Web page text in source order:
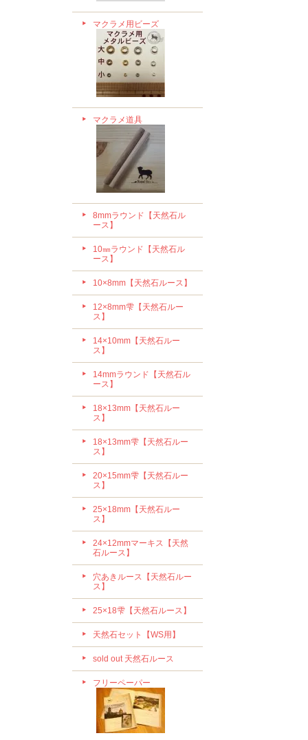
マクラメ用ビーズ
マクラメ道具
8mmラウンド【天然石ル
ース】
10㎜ラウンド【天然石ル
ース】
10×8mm【天然石ルース】
12×8mm雫【天然石ルー
ス】
14×10mm【天然石ルー
ス】
14mmラウンド【天然石ル
ース】
18×13mm【天然石ルー
ス】
18×13mm雫【天然石ルー
ス】
20×15mm雫【天然石ルー
ス】
25×18mm【天然石ルー
ス】
24×12mmマーキス【天然
石ルース】
穴あきルース【天然石ルー
ス】
25×18雫【天然石ルース】
天然石セット【WS用】
sold out 天然石ルース
フリーペーパー